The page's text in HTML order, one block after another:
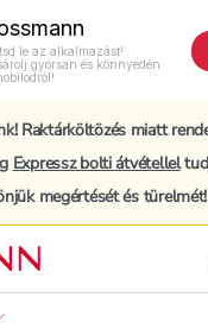
le az alkalmazást!
gyorsan és könnyedén
Raktárköltözés miatt
Expressz bolti átvétellel
megértését és türelmét!